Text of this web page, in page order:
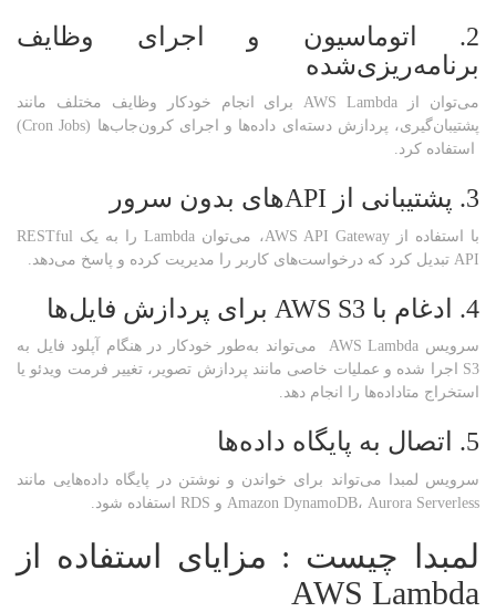
2. اتوماسیون و اجرای وظایف
برنامه‌ریزی‌شده
می‌توان از AWS Lambda برای انجام خودکار وظایف مختلف مانند
پشتیبان‌گیری، پردازش دسته‌ای داده‌ها و اجرای کرون‌جاب‌ها (Cron Jobs)
استفاده کرد.
3. پشتیبانی از های بدون سرور
با استفاده از AWS API Gateway، می‌توان Lambda را به یک RESTful
API تبدیل کرد که درخواست‌های کاربر را مدیریت کرده و پاسخ می‌دهد.
4. ادغام با برای پردازش فایل‌ها
سرویس AWS Lambda می‌تواند به‌طور خودکار در هنگام آپلود فایل به
S3 اجرا شده و عملیات خاصی مانند پردازش تصویر، تغییر فرمت ویدئو یا
استخراج متاداده‌ها را انجام دهد.
5. اتصال به پایگاه داده‌ها
سرویس لمبدا می‌تواند برای خواندن و نوشتن در پایگاه داده‌هایی مانند
Amazon DynamoDB، Aurora Serverless و RDS استفاده شود.
لمبدا چیست : مزایای استفاده از
AWS Lambda